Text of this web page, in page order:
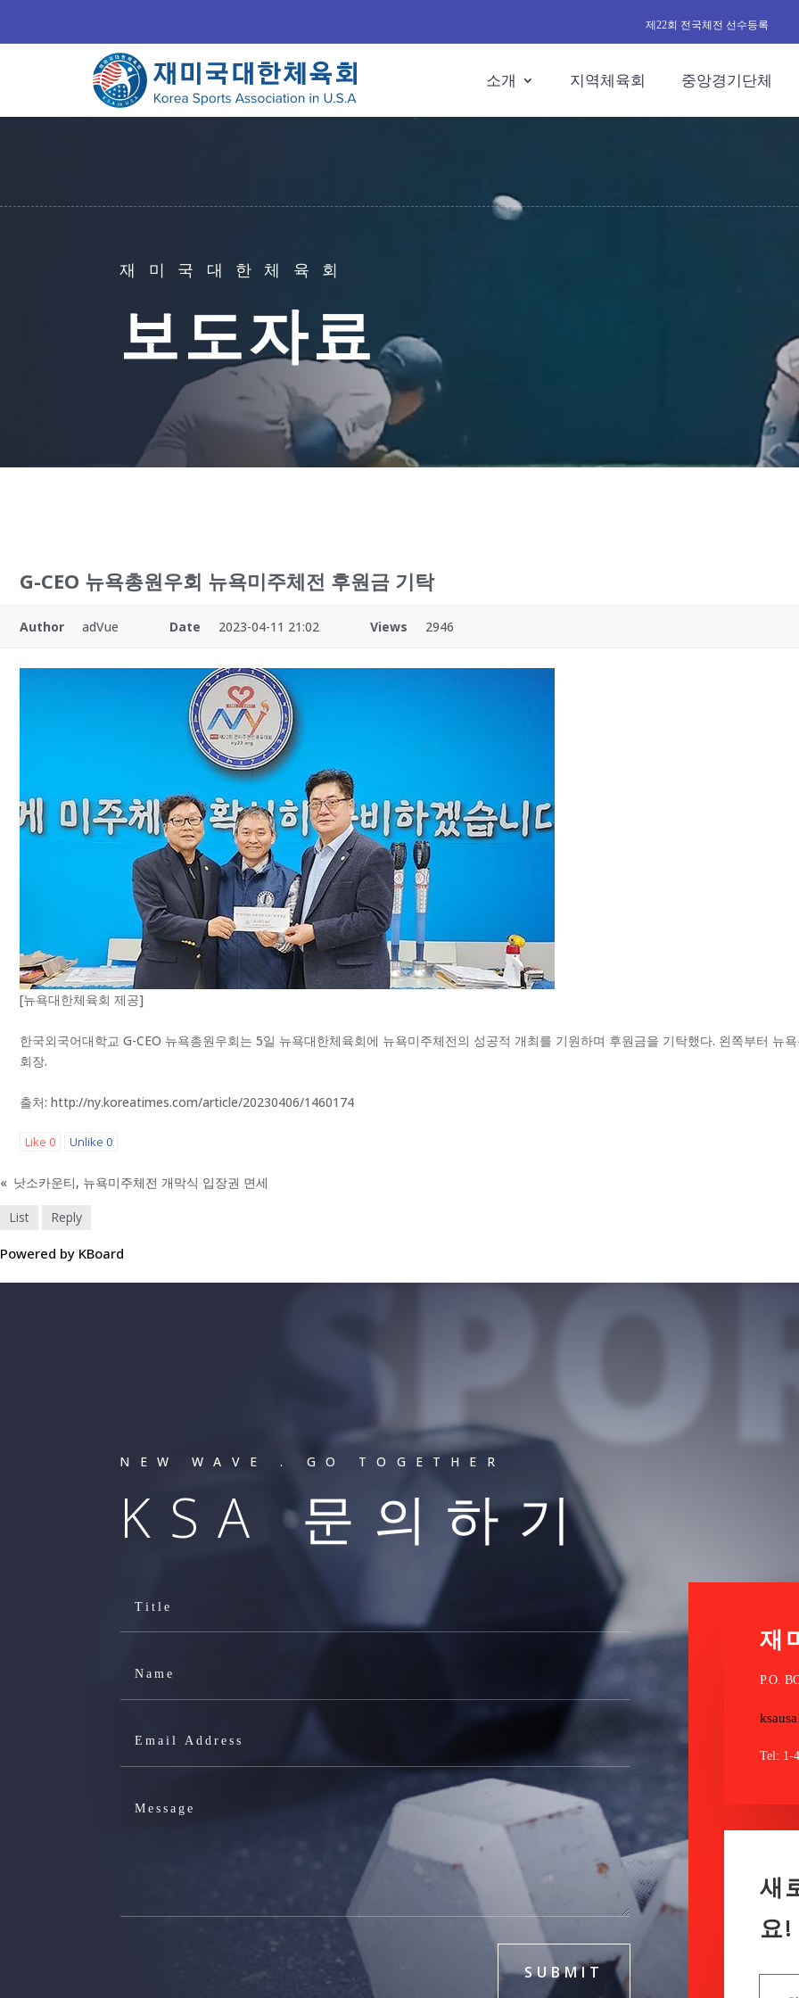
제22회 전국체전 선수등록
소개 지역체육회 중앙경기단체
재미국대한체육회
보도자료
G-CEO 뉴욕총원우회 뉴욕미주체전 후원금 기탁
Author adVue Date 2023-04-11 21:02 Views 2946
[뉴욕대한체육회 제공]
한국외국어대학교 G-CEO 뉴욕총원우회는 5일 뉴욕대한체육회에 뉴욕미주체전의 성공적 개최를 기원하며 후원금을 기탁했다. 왼쪽부터 뉴
회장.
출처: http://ny.koreatimes.com/article/20230406/1460174
Like 0 Unlike 0
« 낫소카운티, 뉴욕미주체전 개막식 입장권 면세
List Reply
Powered by KBoard
NEW WAVE . GO TOGETHER
KSA 문의하기
SUBMIT
재
P.O.
Tel: 1-
새
요!